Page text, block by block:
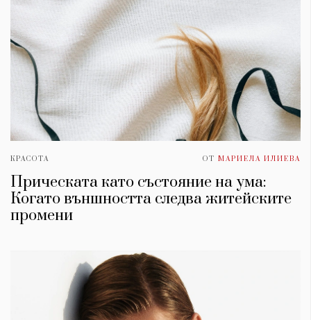
КРАСОТА ОТ МАРИЕЛА ИЛИЕВА
Прическата като състояние на ума:
Когато външността следва житейските
промени